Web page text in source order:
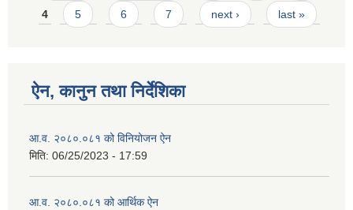
4 5 6 7 next › last »
ऐन, कानुन तथा निर्देशिका
आ.व. २०८०.०८१ को विनियोजन ऐन
मिति: 06/25/2023 - 17:59
आ.व. २०८०.०८१ को आर्थिक ऐन